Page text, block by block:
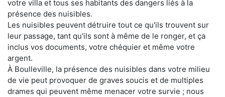
votre villa et tous ses habitants des dangers liés à la
présence des nuisibles.
Les nuisibles peuvent détruire tout ce qu'ils trouvent sur
leur passage, tant qu'ils sont à même de le ronger, et ça
inclus vos documents, votre chéquier et même votre
argent.
À Boulleville, la présence des nuisibles dans votre milieu
de vie peut provoquer de graves soucis et de multiples
drames qui peuvent même menacer votre survie ; nous